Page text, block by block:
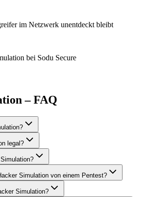
im Netzwerk unentdeckt bleibt
bei Sodu Secure
– FAQ
legal?
Simulation von einem Pentest?
Simulation?